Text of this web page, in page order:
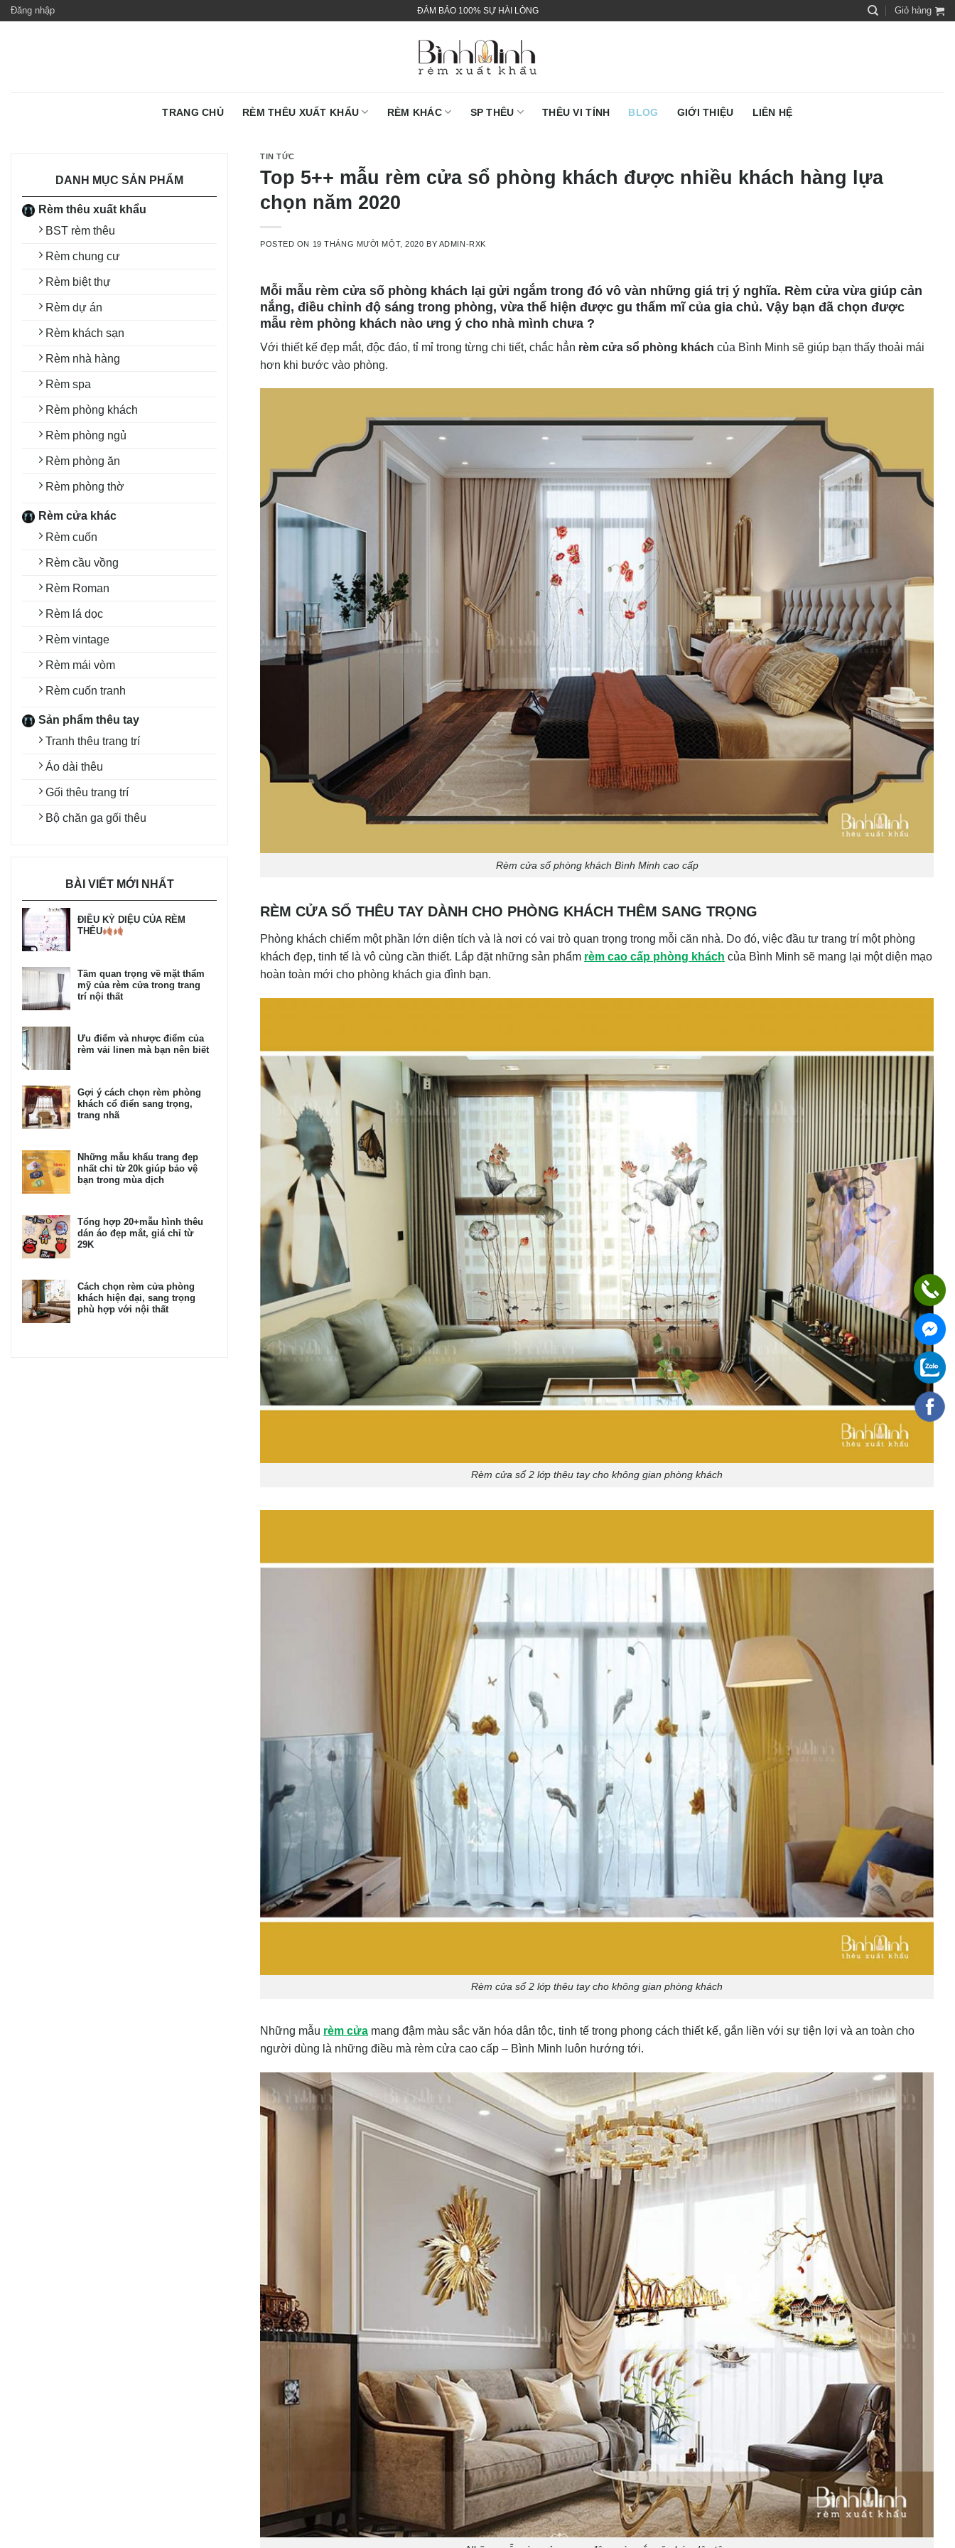
SkipĐăng nhập ĐẢM BẢO 100% SỰ HÀI LÒNG Giỏ hàng
TRANG CHỦ RÈM THÊU XUẤT KHẨU RÈM KHÁC SP THÊU THÊU VI TÍNH BLOG GIỚI THIỆU LIÊN HỆ
DANH MỤC SẢN PHẨM
Rèm thêu xuất khẩu
BST rèm thêu
Rèm chung cư
Rèm biệt thự
Rèm dự án
Rèm khách sạn
Rèm nhà hàng
Rèm spa
Rèm phòng khách
Rèm phòng ngủ
Rèm phòng ăn
Rèm phòng thờ
Rèm cửa khác
Rèm cuốn
Rèm cầu vồng
Rèm Roman
Rèm lá dọc
Rèm vintage
Rèm mái vòm
Rèm cuốn tranh
Sản phẩm thêu tay
Tranh thêu trang trí
Áo dài thêu
Gối thêu trang trí
Bộ chăn ga gối thêu
BÀI VIẾT MỚI NHẤT
ĐIỀU KỲ DIỆU CỦA RÈM
THÊU
Tầm quan trọng về mặt thẩm
mỹ của rèm cửa trong trang
trí nội thất
Ưu điểm và nhược điểm của
rèm vải linen mà bạn nên biết
Gợi ý cách chọn rèm phòng
khách cổ điển sang trọng,
trang nhã
Những mẫu khẩu trang đẹp
nhất chỉ từ 20k giúp bảo vệ
bạn trong mùa dịch
Tổng hợp 20+mẫu hình thêu
dán áo đẹp mắt, giá chỉ từ
29K
Cách chọn rèm cửa phòng
khách hiện đại, sang trọng
phù hợp với nội thất
TIN TỨC
Top 5++ mẫu rèm cửa sổ phòng khách được nhiều khách hàng lựa
chọn năm 2020
POSTED ON 19 THÁNG MƯỜI MỘT, 2020 BY ADMIN-RXK
Mỗi mẫu rèm cửa số phòng khách lại gửi ngắm trong đó vô vàn những giá trị ý nghĩa. Rèm cửa vừa giúp cản
nắng, điều chỉnh độ sáng trong phòng, vừa thể hiện được gu thẩm mĩ của gia chủ. Vậy bạn đã chọn được
mẫu rèm phòng khách nào ưng ý cho nhà mình chưa ?
Với thiết kế đẹp mắt, độc đáo, tỉ mỉ trong từng chi tiết, chắc hẳn rèm cửa sổ phòng khách của Bình Minh sẽ giúp bạn thấy thoải mái
hơn khi bước vào phòng.
Rèm cửa sổ phòng khách Bình Minh cao cấp
RÈM CỬA SỔ THÊU TAY DÀNH CHO PHÒNG KHÁCH THÊM SANG TRỌNG
Phòng khách chiếm một phần lớn diện tích và là nơi có vai trò quan trọng trong mỗi căn nhà. Do đó, việc đầu tư trang trí một phòng
khách đẹp, tinh tế là vô cùng cần thiết. Lắp đặt những sản phẩm rèm cao cấp phòng khách của Bình Minh sẽ mang lại một diện mạo
hoàn toàn mới cho phòng khách gia đình bạn.
Rèm cửa sổ 2 lớp thêu tay cho không gian phòng khách
Rèm cửa sổ 2 lớp thêu tay cho không gian phòng khách
Những mẫu rèm cửa mang đậm màu sắc văn hóa dân tộc, tinh tế trong phong cách thiết kế, gắn liền với sự tiện lợi và an toàn cho
người dùng là những điều mà rèm cửa cao cấp – Bình Minh luôn hướng tới.